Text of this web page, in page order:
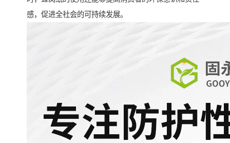
感，促进全社会的可持续发展。